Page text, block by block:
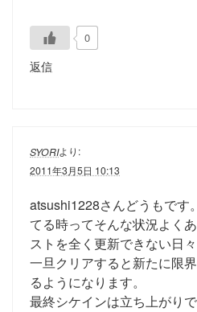
0
返信
SYORIより:
2011年3月5日 10:13
atsushi1228さんどうもです
てる時ってそんな状況よく
ストを全く更新できない日
一旦クリアすると新たに限
るようになります。
最終シケインは立ち上がり